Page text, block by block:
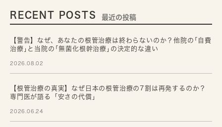
RECENT POSTS 最近の投稿
【警告】なぜ、あなたの根管治療は終わらないのか？他院の｢自費
治療｣と当院の｢無菌化根幹治療｣の決定的な違い
2026.08.02
【根管治療の真実】なぜ日本の根管治療の7割は再発するのか？
専門医が語る「安さの代償」
2026.06.24